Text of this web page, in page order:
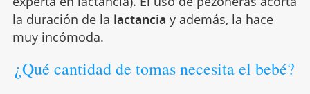
la duración de la lactancia y además, la hace
muy incómoda.
¿Qué cantidad de tomas necesita el bebé?